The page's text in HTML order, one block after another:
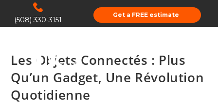
(508) 330-3151
Get a FREE estimate
Les Objets Connectés : Plus
Qu’un Gadget, Une Révolution
Quotidienne